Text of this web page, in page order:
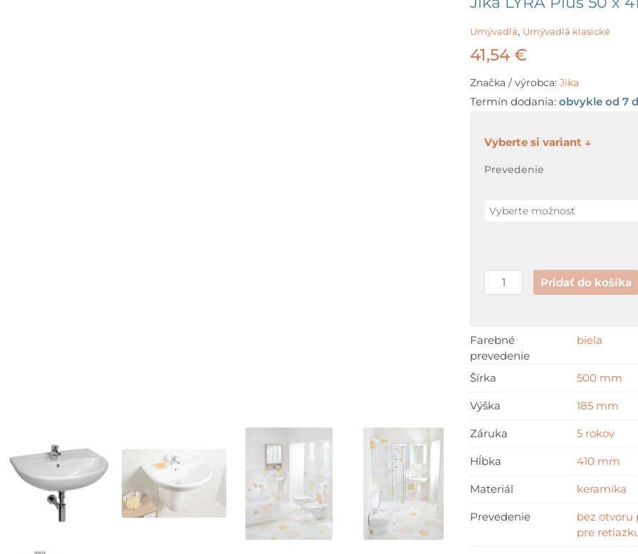
Umývadlá, Umývadlá klasické
41,54 €
Značka / výrobca: Jika
Termín dodania: obvykle od 7
Prevedenie
množstvo
50
cm
Pridať do košíka
Farebné
prevedenie
biela
Šírka 500 mm
Výška 185 mm
Záruka 5 rokov
Hĺbka 410 mm
Materiál keramika
Prevedenie
bez otvoru
pre